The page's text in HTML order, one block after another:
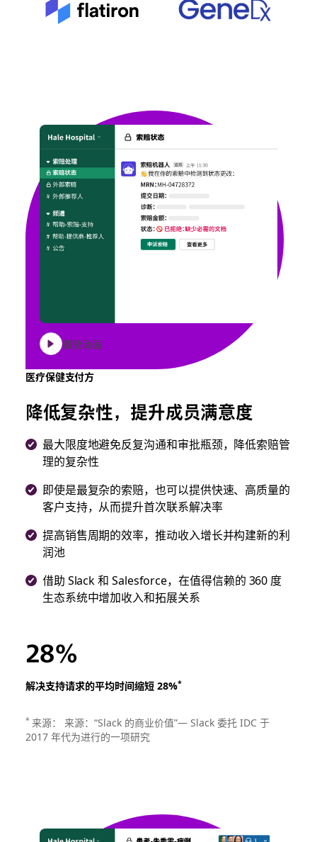
播放动画
医疗保健支付方
降低复杂性，提升成员满意度
最大限度地避免反复沟通和审批瓶颈，降低索赔管
理的复杂性
即使是最复杂的索赔，也可以提供快速、高质量的
客户支持，从而提升首次联系解决率
提高销售周期的效率，推动收入增长并构建新的利
润池
借助 Slack 和 Salesforce，在值得信赖的 360 度
生态系统中增加收入和拓展关系
28%
解决支持请求的平均时间缩短 28%*
* 来源： 来源：“Slack 的商业价值”— Slack 委托 IDC 于
2017 年代为进行的一项研究